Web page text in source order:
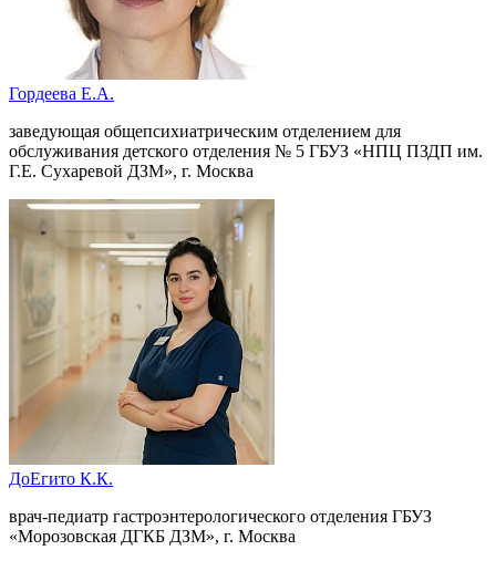
Гордеева Е.А.
заведующая общепсихиатрическим отделением для
обслуживания детского отделения № 5 ГБУЗ «НПЦ ПЗДП им.
Г.Е. Сухаревой ДЗМ», г. Москва
ДоЕгито К.К.
врач-педиатр гастроэнтерологического отделения ГБУЗ
«Морозовская ДГКБ ДЗМ», г. Москва